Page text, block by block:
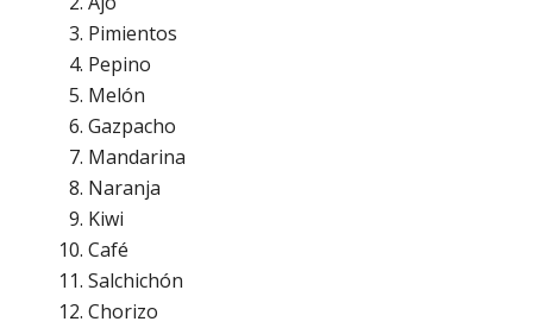
Pimientos
Pepino
Melón
Gazpacho
Mandarina
Naranja
Kiwi
Café
Salchichón
Chorizo